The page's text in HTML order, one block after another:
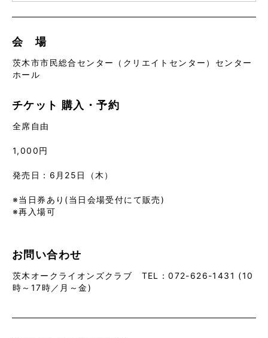
会 場
茨木市市民総合センター（クリエイトセンター）センター
ホール
チケット 購入・予約
全席自由
1,000円
発売日：6月25日（木）
※当日券あり(当日会場受付にて販売)
※再入場可
お問い合わせ
茨木オークライオンズクラブ TEL：072-626-1431 (10
時～17時／月～金)